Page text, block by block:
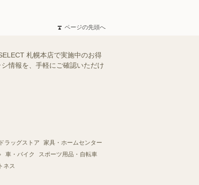
ページの先頭へ
札幌本店で実施中のお得
情報を、手軽にご確認いただけ
ドラッグストア
家具・ホームセンター
車・バイク
スポーツ用品・自転車
ネス